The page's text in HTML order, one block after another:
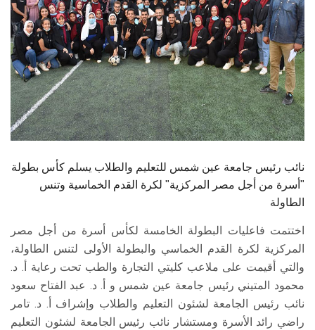
الخريجين
الموظفون
الزائـرون
سجل الان
نائب رئيس جامعة عين شمس للتعليم والطلاب يسلم كأس بطولة
"أسرة من أجل مصر المركزية" لكرة القدم الخماسية وتنس
الطاولة
اختتمت فاعليات البطولة الخامسة لكأس أسرة من أجل مصر
المركزية لكرة القدم الخماسي والبطولة الأولى لتنس الطاولة،
والتي أقيمت على ملاعب كليتي التجارة والطب تحت رعاية أ. د.
محمود المتيني رئيس جامعة عين شمس و أ. د. عبد الفتاح سعود
نائب رئيس الجامعة لشئون التعليم والطلاب وإشراف أ. د. تامر
راضي رائد الأسرة ومستشار نائب رئيس الجامعة لشئون التعليم